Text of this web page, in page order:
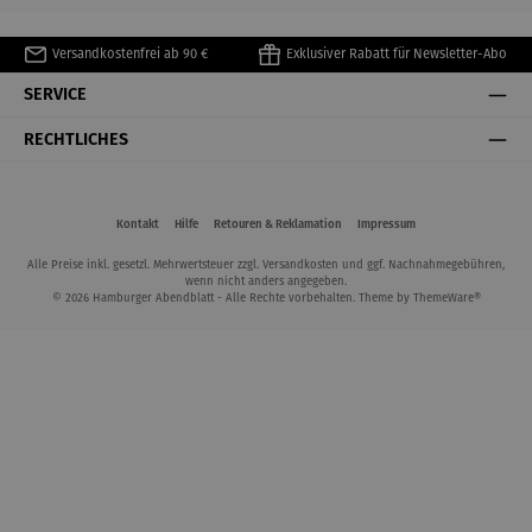
Versandkostenfrei ab 90 € Exklusiver Rabatt für Newsletter-Abo
SERVICE
RECHTLICHES
Kontakt Hilfe Retouren & Reklamation Impressum
Alle Preise inkl. gesetzl. Mehrwertsteuer zzgl. Versandkosten und ggf. Nachnahmegebühren,
wenn nicht anders angegeben.
© 2026 Hamburger Abendblatt - Alle Rechte vorbehalten. Theme by ThemeWare®